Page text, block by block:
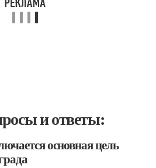
и ответы:
основная цель